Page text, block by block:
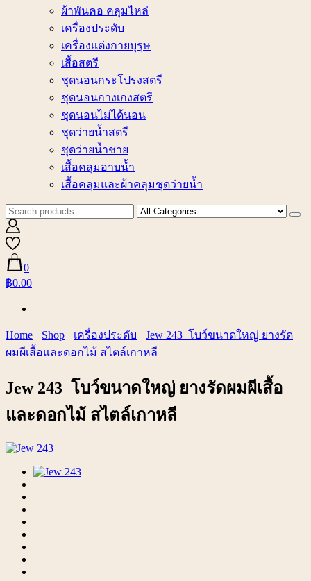
ผ้าพันคอ คลุมไหล่
เครื่องประดับ
เครื่องแต่งกายบุรุษ
เสื้อสตรี
ชุดนอนกระโปรงสตรี
ชุดนอนกางเกงสตรี
ชุดนอนไม่ได้นอน
ชุดว่ายน้ำสตรี
ชุดว่ายน้ำชาย
เสื้อคลุมอาบน้ำ
เสื้อคลุมและผ้าคลุมชุดว่ายน้ำ
0
฿0.00
Home Shop เครื่องประดับ
Jew 243 โบว์ขนาดใหญ่ ยางรัด
ผมผีเสื้อและดอกไม้ สไตล์เกาหลี
Jew 243 โบว์ขนาดใหญ่ ยางรัดผมผีเสื้อ
และดอกไม้ สไตล์เกาหลี